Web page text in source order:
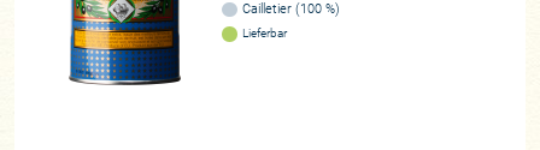
Cailletier (100 %)
Lieferbar